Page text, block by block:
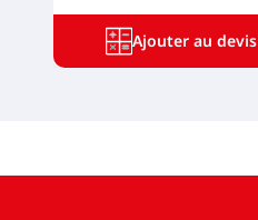
Ajouter au devis